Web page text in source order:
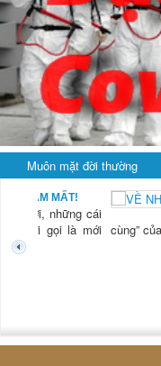
Muôn mặt đời thường
NAM MẤT!
“Xời, những cái
mới gọi là mới cùng”